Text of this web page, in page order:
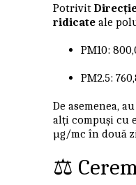
Potrivit
ridicateale
PM10:
PM2.5:
De asemenea,
alți compuși cu
µg/mc în două
⚖️